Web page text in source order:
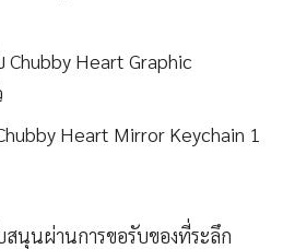
Heart Graphic
Heart Mirror Keychain 1
นุนผ่านการขอรับของที่ระลึก